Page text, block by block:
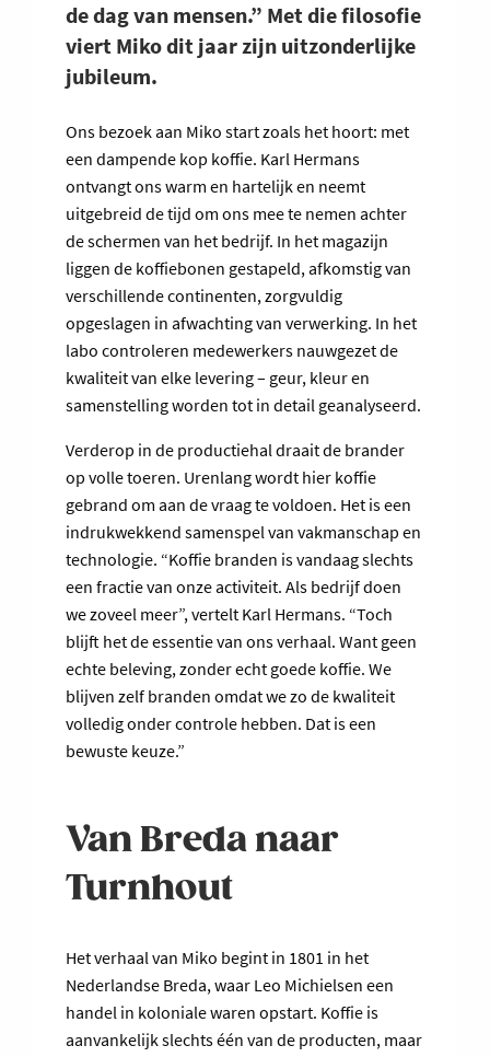
de dag van mensen.” Met die filosofie
viert Miko dit jaar zijn uitzonderlijke
jubileum.
Ons bezoek aan Miko start zoals het hoort: met
een dampende kop koffie. Karl Hermans
ontvangt ons warm en hartelijk en neemt
uitgebreid de tijd om ons mee te nemen achter
de schermen van het bedrijf. In het magazijn
liggen de koffiebonen gestapeld, afkomstig van
verschillende continenten, zorgvuldig
opgeslagen in afwachting van verwerking. In het
labo controleren medewerkers nauwgezet de
kwaliteit van elke levering – geur, kleur en
samenstelling worden tot in detail geanalyseerd.
Verderop in de productiehal draait de brander
op volle toeren. Urenlang wordt hier koffie
gebrand om aan de vraag te voldoen. Het is een
indrukwekkend samenspel van vakmanschap en
technologie. “Koffie branden is vandaag slechts
een fractie van onze activiteit. Als bedrijf doen
we zoveel meer”, vertelt Karl Hermans. “Toch
blijft het de essentie van ons verhaal. Want geen
echte beleving, zonder echt goede koffie. We
blijven zelf branden omdat we zo de kwaliteit
volledig onder controle hebben. Dat is een
bewuste keuze.”
Van Breda naar
Turnhout
Het verhaal van Miko begint in 1801 in het
Nederlandse Breda, waar Leo Michielsen een
handel in koloniale waren opstart. Koffie is
aanvankelijk slechts één van de producten, maar